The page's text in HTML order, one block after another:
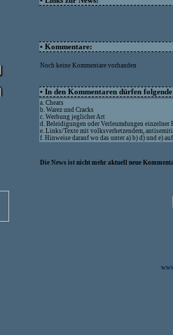
• Kommentare:
Noch keine Kommentare vorhanden
• In den Kommentaren dürfen
a. Cheats
b. Warez und Cracks
c. Werbung jeglicher Art
d. Beleidigungen oder Verleumdungen einzelner
e. Links/Texte mit volksverhetzendem,
f. Hinweise darauf wo das unter a) b) d) und e)
Die News ist nicht mehr aktuell neue